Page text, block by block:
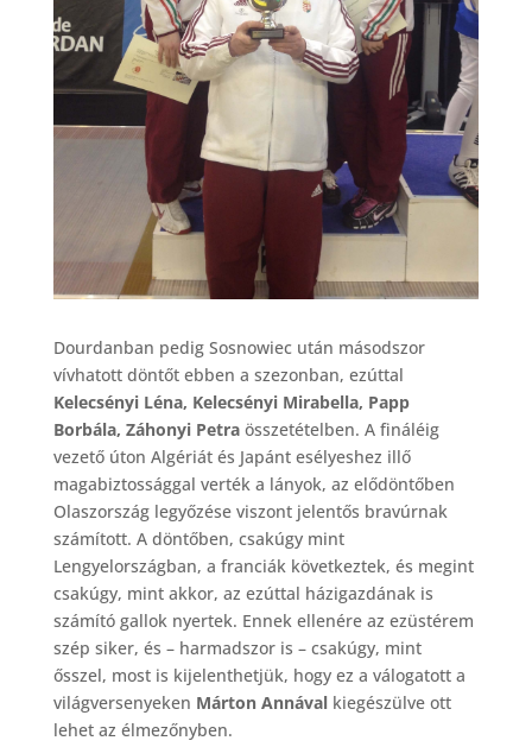
Dourdanban pedig Sosnowiec után másodszor
vívhatott döntőt ebben a szezonban, ezúttal
Kelecsényi Léna, Kelecsényi Mirabella, Papp
Borbála, Záhonyi Petraösszetételben. A fináléig
vezető úton Algériát és Japánt esélyeshez illő
magabiztossággal verték a lányok, az elődöntőben
Olaszország legyőzése viszont jelentős bravúrnak
számított. A döntőben, csakúgy mint
Lengyelországban, a franciák következtek, és megint
csakúgy, mint akkor, az ezúttal házigazdának is
számító gallok nyertek. Ennek ellenére az ezüstérem
szép siker, és – harmadszor is – csakúgy, mint
ősszel, most is kijelenthetjük, hogy ez a válogatott a
világversenyeken Márton Annávalkiegészülve ott
lehet az élmezőnyben.